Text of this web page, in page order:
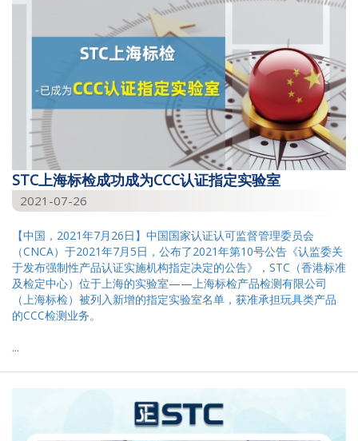
STC上海标检成功成为CCC认证指定实验室
2021-07-26
【中国，2021年7月26日】中国国家认证认可监督管理委员会
（CNCA）于2021年7月5日，公布了2021年第10号公告《认监委关
于发布强制性产品认证实施机构指定决定的公告》，STC（香港标准
及检定中心）位于上海的实验室——上海标检产品检测有限公司
（上海标检）被列入新增的指定实验室名单，获准承担玩具类产品
的CCC检测业务。
...